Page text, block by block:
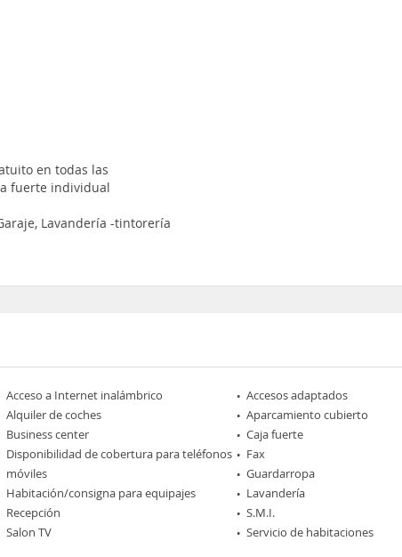
en todas las
fuerte individual
Lavandería -tintorería
Acceso a Internet inalámbrico
Accesos adaptados
Alquiler de coches
Aparcamiento cubierto
Business center
Caja fuerte
Disponibilidad de cobertura para teléfonos
móviles
Fax
Guardarropa
Habitación/consigna para equipajes
Lavandería
Recepción
S.M.I.
Salon TV Servicio de habitaciones